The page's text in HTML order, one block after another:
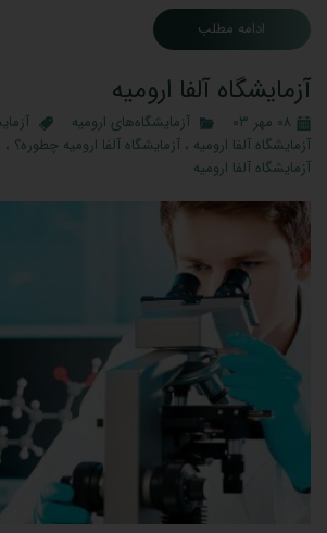
ادامه مطلب
آزمایشگاه آلفا ارومیه
۰۸ مهر ۰۳ آزمایشگاه‌های ارومیه
آزمایشگاه آلفا ارومیه ، آزمایشگاه آلفا ارومیه چطوره؟ ،
آزمایشگاه آلفا ارومیه